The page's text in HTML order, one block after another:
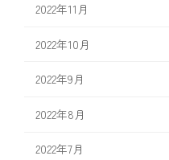
2022年11月
2022年10月
2022年9月
2022年8月
2022年7月